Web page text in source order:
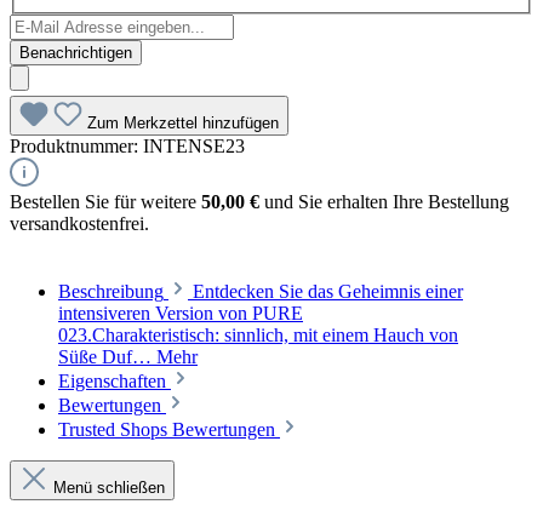
Benachrichtigen
Zum Merkzettel hinzufügen
Produktnummer: INTENSE23
Bestellen Sie für weitere 50,00 € und Sie erhalten Ihre Bestellung
versandkostenfrei.
Beschreibung
Entdecken Sie das Geheimnis einer
intensiveren Version von PURE
023.Charakteristisch: sinnlich, mit einem Hauch von
Süße Duf… Mehr
Eigenschaften
Bewertungen
Trusted Shops Bewertungen
Menü schließen